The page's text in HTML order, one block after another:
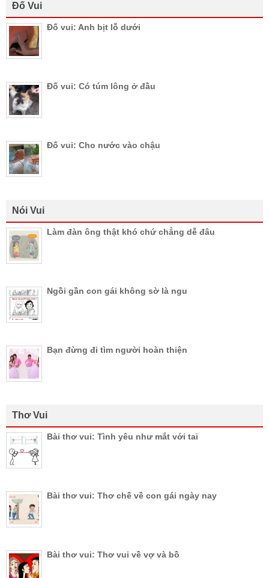
Đố Vui
Đố vui: Anh bịt lỗ dưới
Đố vui: Có túm lông ở đầu
Đố vui: Cho nước vào chậu
Nói Vui
Làm đàn ông thật khó chứ chẳng dễ đâu
Ngồi gần con gái không sờ là ngu
Bạn đừng đi tìm người hoàn thiện
Thơ Vui
Bài thơ vui: Tình yêu như mắt với tai
Bài thơ vui: Thơ chế về con gái ngày nay
Bài thơ vui: Thơ vui về vợ và bồ